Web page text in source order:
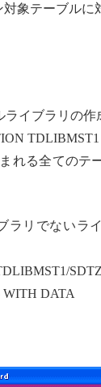
象テーブルに
ライブラリの作
TDLIBMST1
れる全てのテ
ラリでないラ
WITH DATA